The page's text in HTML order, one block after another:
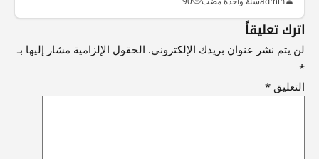
اترك تعليقاً
لن يتم نشر عنوان بريدك الإلكتروني. الحقول الإلزامية مشار إليها بـ
*
التعليق *